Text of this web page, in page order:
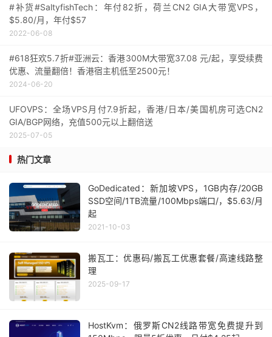
#补货#SaltyfishTech：年付82折，荷兰CN2 GIA大带宽VPS，
$5.80/月，年付$57
2022-06-08
#618狂欢5.7折#亚洲云：香港300M大带宽37.08 元/起，享受续费
优惠、流量翻倍！香港宿主机低至2500元！
2024-06-20
UFOVPS：全场VPS月付7.9折起，香港/日本/美国机房可选CN2
GIA/BGP网络，充值500元以上翻倍送
2025-07-05
热门文章
GoDedicated：新加坡VPS，1GB内存/20GB
SSD空间/1TB流量/100Mbps端口/，$5.63/月
起
2021-10-03
搬瓦工：优惠码/搬瓦工优惠套餐/高速线路整
理
2025-09-17
HostKvm：俄罗斯CN2线路带宽免费提升到